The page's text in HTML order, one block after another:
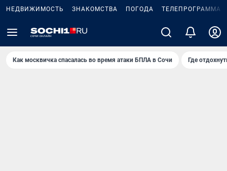
НЕДВИЖИМОСТЬ ЗНАКОМСТВА ПОГОДА ТЕЛЕПРОГРАММА
Как москвичка спасалась во время атаки БПЛА в Сочи Где